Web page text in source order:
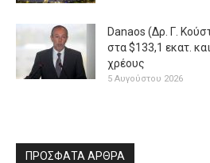
Danaos (Δρ. Γ.
στα $133,1 εκατ.
χρέους
5 Αυγούστου 2026
ΠΡΟΣΦΑΤΑ ΑΡΘΡΑ